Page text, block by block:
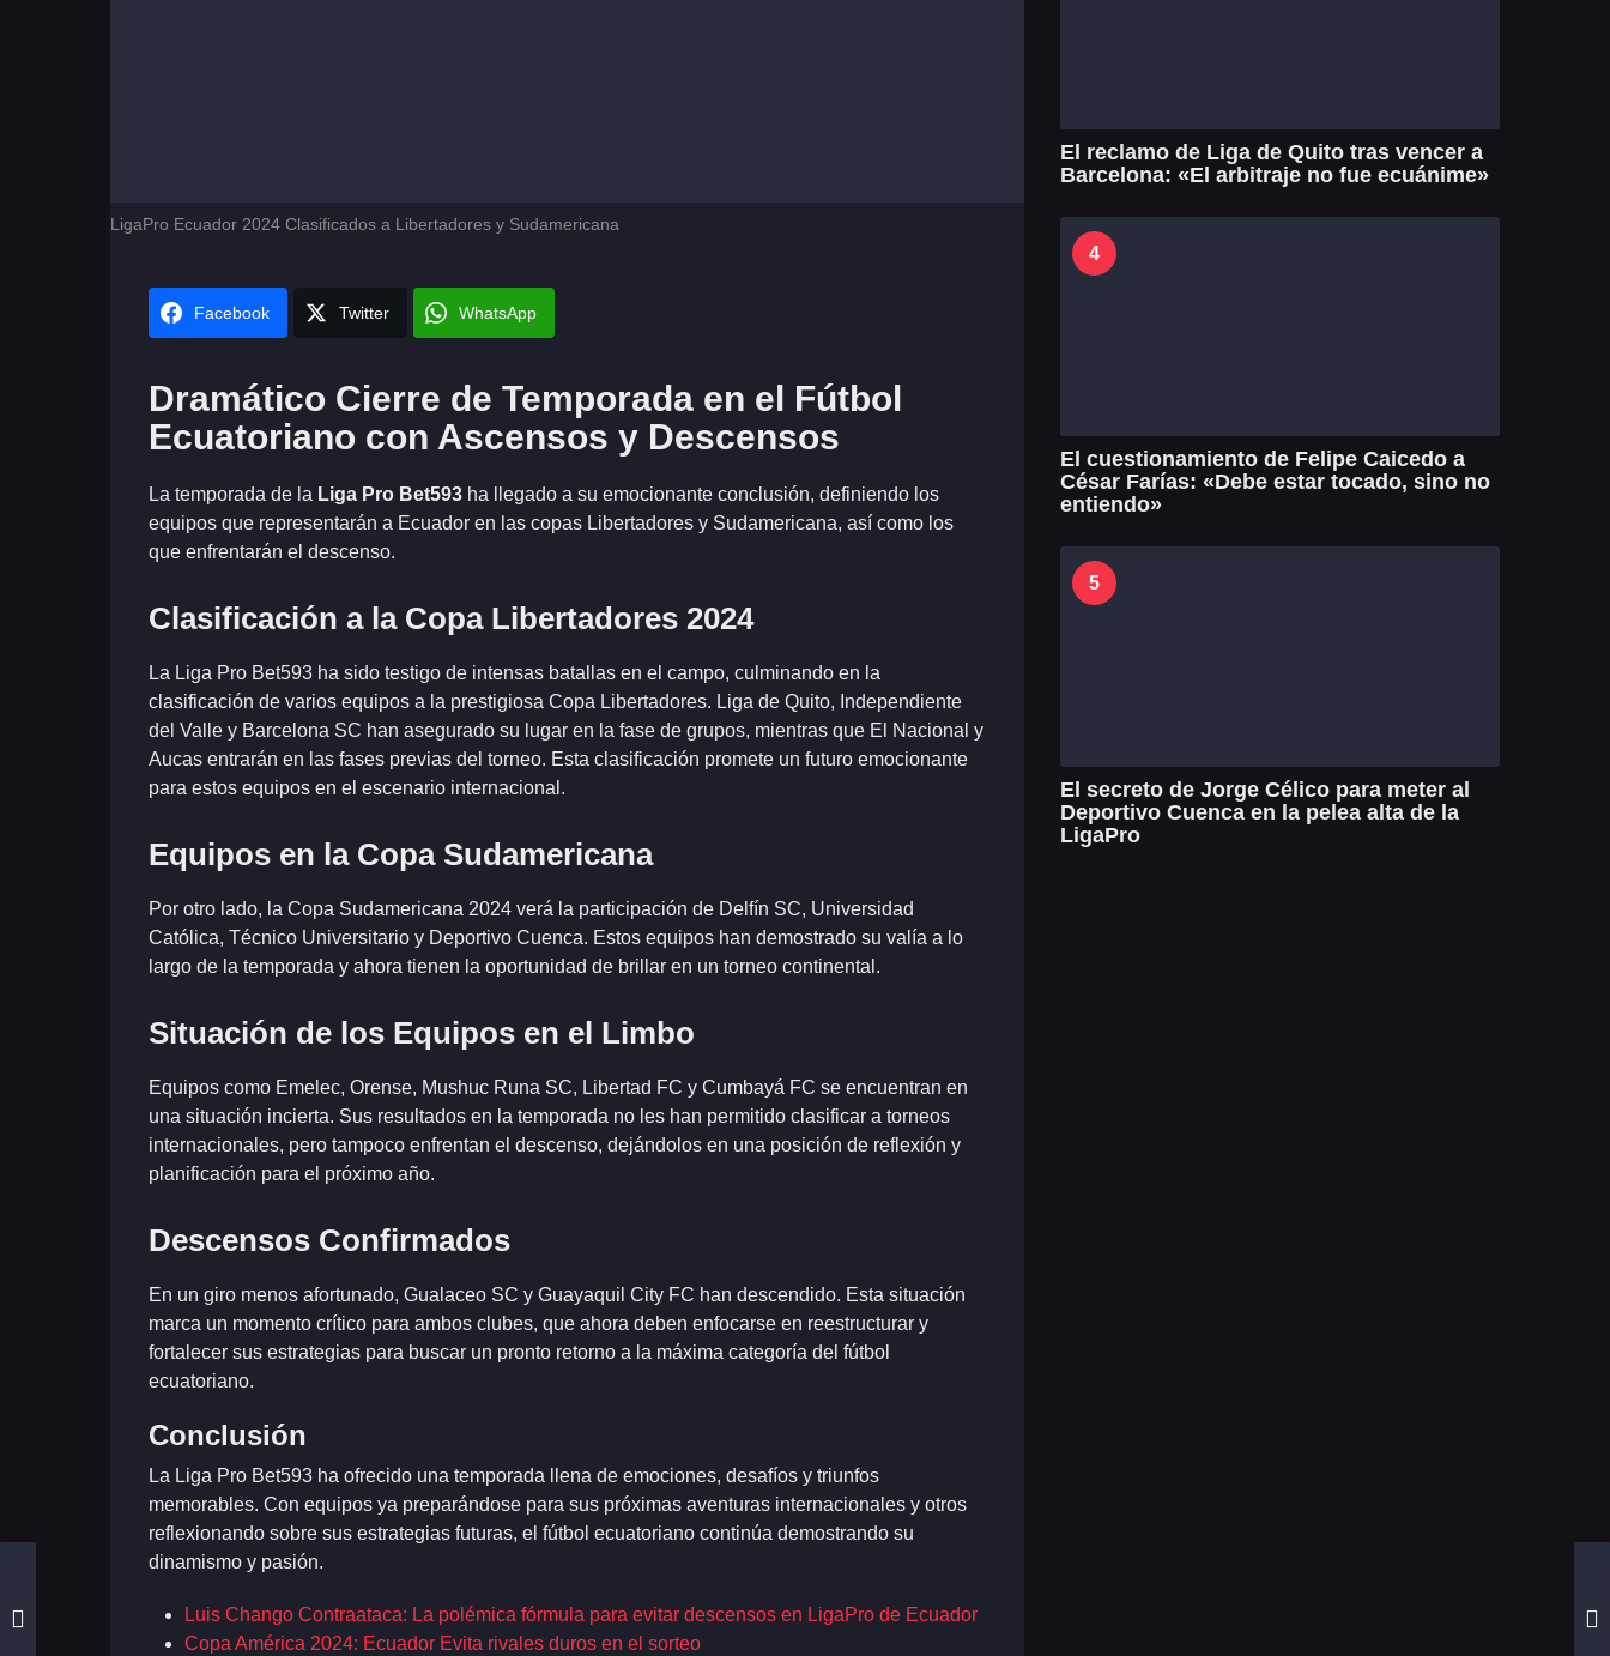
LigaPro Ecuador 2024 Clasificados a Libertadores y Sudamericana
Facebook Twitter WhatsApp
Dramático Cierre de Temporada en el Fútbol
Ecuatoriano con Ascensos y Descensos
La temporada de la Liga Pro Bet593 ha llegado a su emocionante conclusión, definiendo los
equipos que representarán a Ecuador en las copas Libertadores y Sudamericana, así como los
que enfrentarán el descenso.
Clasificación a la Copa Libertadores 2024
La Liga Pro Bet593 ha sido testigo de intensas batallas en el campo, culminando en la
clasificación de varios equipos a la prestigiosa Copa Libertadores. Liga de Quito, Independiente
del Valle y Barcelona SC han asegurado su lugar en la fase de grupos, mientras que El Nacional y
Aucas entrarán en las fases previas del torneo. Esta clasificación promete un futuro emocionante
para estos equipos en el escenario internacional.
Equipos en la Copa Sudamericana
Por otro lado, la Copa Sudamericana 2024 verá la participación de Delfín SC, Universidad
Católica, Técnico Universitario y Deportivo Cuenca. Estos equipos han demostrado su valía a lo
largo de la temporada y ahora tienen la oportunidad de brillar en un torneo continental.
Situación de los Equipos en el Limbo
Equipos como Emelec, Orense, Mushuc Runa SC, Libertad FC y Cumbayá FC se encuentran en
una situación incierta. Sus resultados en la temporada no les han permitido clasificar a torneos
internacionales, pero tampoco enfrentan el descenso, dejándolos en una posición de reflexión y
planificación para el próximo año.
Descensos Confirmados
En un giro menos afortunado, Gualaceo SC y Guayaquil City FC han descendido. Esta situación
marca un momento crítico para ambos clubes, que ahora deben enfocarse en reestructurar y
fortalecer sus estrategias para buscar un pronto retorno a la máxima categoría del fútbol
ecuatoriano.
Conclusión
La Liga Pro Bet593 ha ofrecido una temporada llena de emociones, desafíos y triunfos
memorables. Con equipos ya preparándose para sus próximas aventuras internacionales y otros
reflexionando sobre sus estrategias futuras, el fútbol ecuatoriano continúa demostrando su
dinamismo y pasión.
Luis Chango Contraataca: La polémica fórmula para evitar descensos en LigaPro de Ecuador
Copa América 2024: Ecuador Evita rivales duros en el sorteo
El reclamo de Liga de Quito tras vencer a
Barcelona: «El arbitraje no fue ecuánime»
4
El cuestionamiento de Felipe Caicedo a
César Farías: «Debe estar tocado, sino no
entiendo»
5
El secreto de Jorge Célico para meter al
Deportivo Cuenca en la pelea alta de la
LigaPro